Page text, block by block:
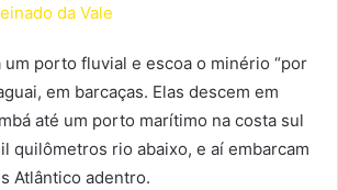
da Vale
um porto fluvial e escoa o minério “por
em barcaças. Elas descem em
até um porto marítimo na costa sul
quilômetros rio abaixo, e aí embarcam
Atlântico adentro.